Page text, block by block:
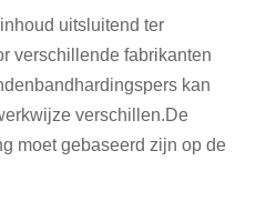
uitsluitend ter
verschillende fabrikanten
kan
verschillen.De
moet gebaseerd zijn op de